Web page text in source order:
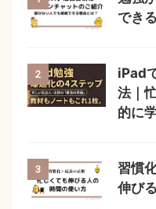
でき
2
iPad
法｜
的に
3
習慣
伸び